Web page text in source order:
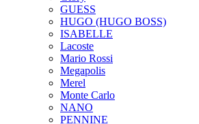
GUESS
HUGO (HUGO BOSS)
ISABELLE
Lacoste
Mario Rossi
Megapolis
Merel
Monte Carlo
NANO
PENNINE